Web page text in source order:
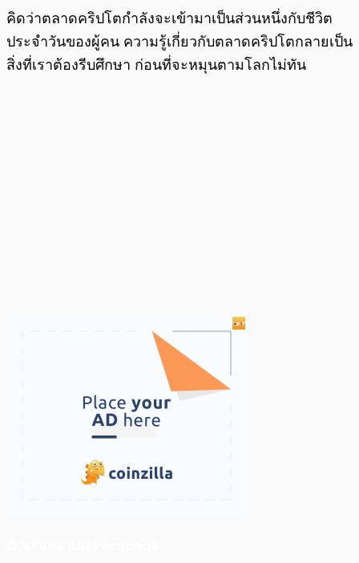
คิดว่าตลาดคริปโตกำลังจะเข้ามาเป็นส่วนหนึ่งกับชีวิต
ประจำวันของผู้คน ความรู้เกี่ยวกับตลาดคริปโตกลายเป็น
สิ่งที่เราต้องรีบศึกษา ก่อนที่จะหมุนตามโลกไม่ทัน